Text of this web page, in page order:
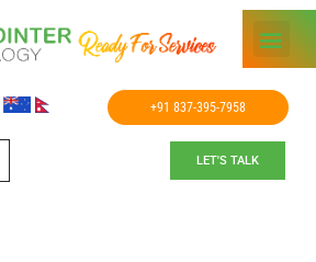
+91 837-395-7958
LET'S TALK